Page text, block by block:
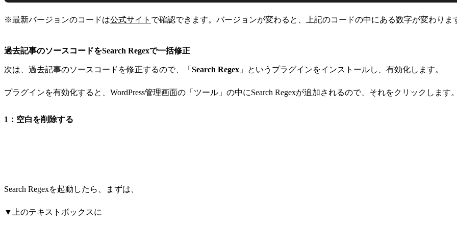
※最新バージョンのコードは公式サイト で確認できます。バージョンが変わると、上記のコードの中にある数字が変わりま
過去記事のソースコードをSearch Regexで一括修正
次は、過去記事のソースコードを修正するので、「 Search Regex 」というプラグインをインストールし、有効化します。
プラグインを有効化すると、WordPress管理画面の「ツール」の中にSearch Regexが追加されるので、それをクリックします
1：空白を削除する
Search Regexを起動したら、まずは、
▼上のテキストボックスに